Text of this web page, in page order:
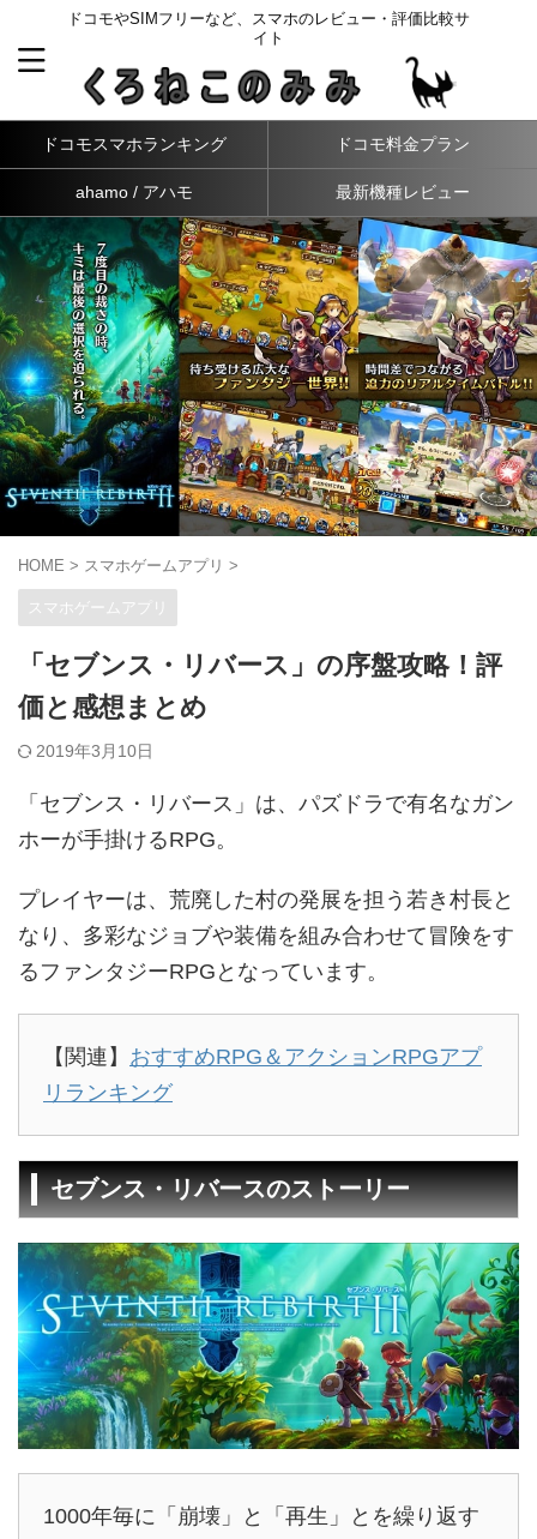
ドコモやSIMフリーなど、スマホのレビュー・評価比較サ
イト
ドコモスマホランキング ドコモ料金プラン
ahamo / アハモ 最新機種レビュー
HOME > スマホゲームアプリ >
スマホゲームアプリ
「セブンス・リバース」の序盤攻略！評
価と感想まとめ
2019年3月10日
「セブンス・リバース」は、パズドラで有名なガン
ホーが手掛けるRPG。
プレイヤーは、荒廃した村の発展を担う若き村長と
なり、多彩なジョブや装備を組み合わせて冒険をす
るファンタジーRPGとなっています。
【関連】 おすすめRPG＆アクションRPGアプ
リランキング
セブンス・リバースのストーリー
1000年毎に「崩壊」と「再生」とを繰り返す